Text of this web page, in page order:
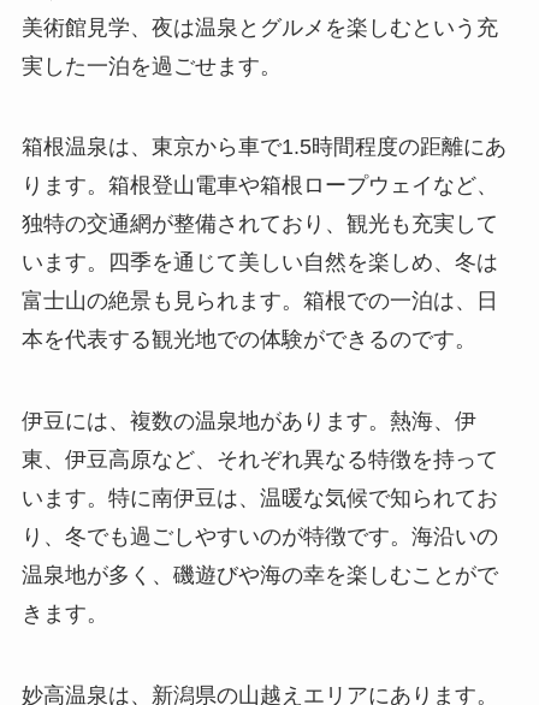
美術館見学、夜は温泉とグルメを楽しむという充
実した一泊を過ごせます。
箱根温泉は、東京から車で1.5時間程度の距離にあ
ります。箱根登山電車や箱根ロープウェイなど、
独特の交通網が整備されており、観光も充実して
います。四季を通じて美しい自然を楽しめ、冬は
富士山の絶景も見られます。箱根での一泊は、日
本を代表する観光地での体験ができるのです。
伊豆には、複数の温泉地があります。熱海、伊
東、伊豆高原など、それぞれ異なる特徴を持って
います。特に南伊豆は、温暖な気候で知られてお
り、冬でも過ごしやすいのが特徴です。海沿いの
温泉地が多く、磯遊びや海の幸を楽しむことがで
きます。
妙高温泉は、新潟県の山越えエリアにあります。